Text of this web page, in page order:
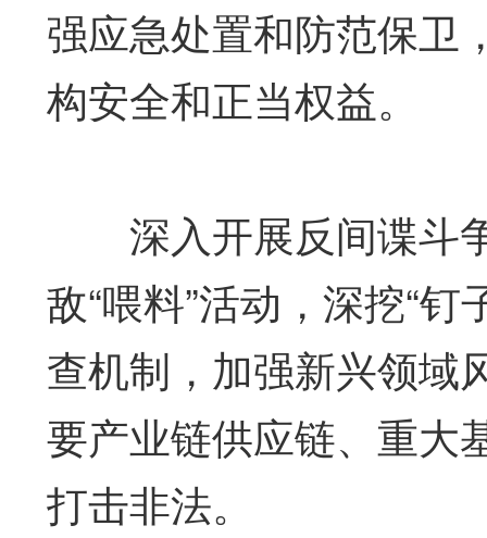
强应急处置和防范保卫
构安全和正当权益。
深入开展反间谍斗
敌“喂料”活动，深挖“
查机制，加强新兴领域
要产业链供应链、重大
打击非法。